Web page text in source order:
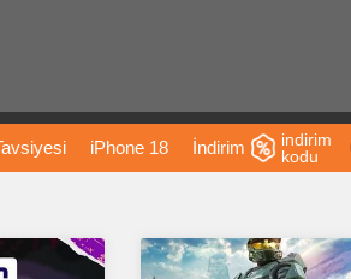
iPhone 18 İndirim
Önerileri Telefon Önerileri
indirim
kodu